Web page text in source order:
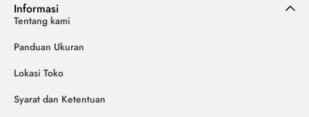
Informasi
Tentang kami
Panduan Ukuran
Lokasi Toko
Syarat dan Ketentuan